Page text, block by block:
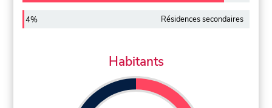
4% Résidences secondaires
Habitants